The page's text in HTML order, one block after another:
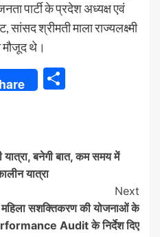
पार्टी के प्रदेश अध्यक्ष एवं
श्रीमती माला राज्यलक्ष्मी
मौजूद थे।
यात्रा, बनेगी बात, कम समय में
यात्रा
Next
महिला सशक्तिकरण की योजनाओं के
Audit के निर्देश दिए